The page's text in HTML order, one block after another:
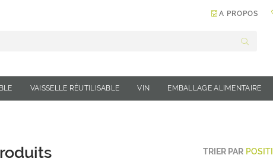
A PROPOS
VAISSELLE RÉUTILISABLE VIN EMBALLAGE ALIMENTAIRE
TRIER PAR